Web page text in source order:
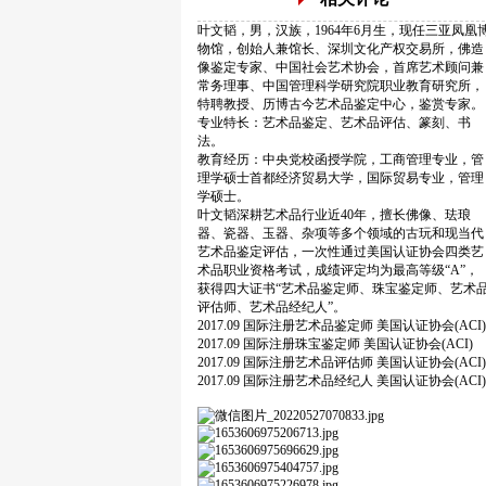
叶文韬，男，汉族，1964年6月生，现任三亚凤凰
物馆，创始人兼馆长、深圳文化产权交易所，佛造
像鉴定专家、中国社会艺术协会，首席艺术顾问兼
常务理事、中国管理科学研究院职业教育研究所，
特聘教授、历博古今艺术品鉴定中心，鉴赏专家。
专业特长：艺术品鉴定、艺术品评估、篆刻、书
法。
教育经历：中央党校函授学院，工商管理专业，管
理学硕士首都经济贸易大学，国际贸易专业，管理
学硕士。
叶文韬深耕艺术品行业近40年，擅长佛像、珐琅
器、瓷器、玉器、杂项等多个领域的古玩和现当代
艺术品鉴定评估，一次性通过美国认证协会四类艺
术品职业资格考试，成绩评定均为最高等级“A”，
获得四大证书“艺术品鉴定师、珠宝鉴定师、艺术
评估师、艺术品经纪人”。
2017.09 国际注册艺术品鉴定师 美国认证协会(ACI)
2017.09 国际注册珠宝鉴定师 美国认证协会(ACI)
2017.09 国际注册艺术品评估师 美国认证协会(ACI)
2017.09 国际注册艺术品经纪人 美国认证协会(ACI)